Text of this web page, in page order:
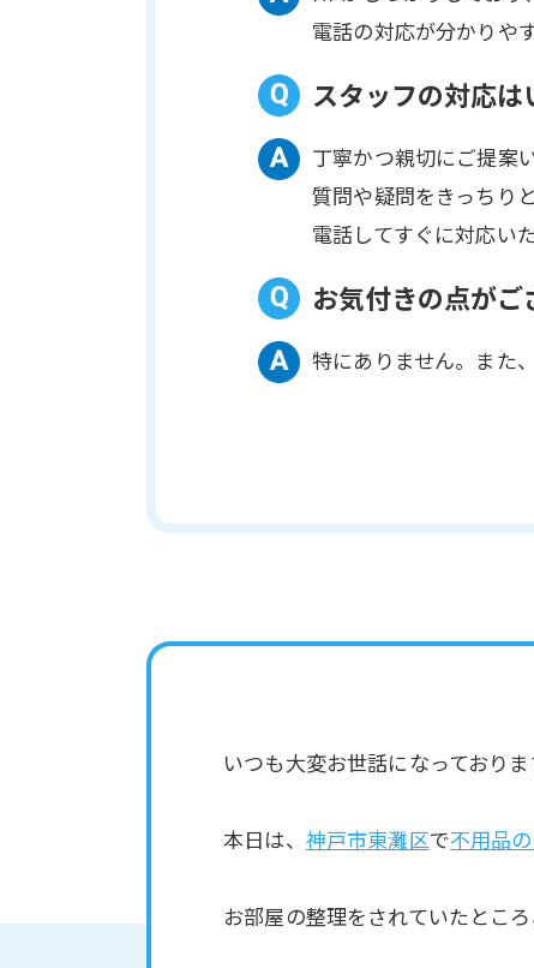
電話の対応が分かりや
スタッフの対応は
丁寧かつ親切にご提案
質問や疑問をきっちり
電話してすぐに対応い
お気付きの点がご
特にありません。また
いつも大変お世話になっておりま
本日は、 神戸市東灘区で不用品
お部屋の整理をされていたとこ